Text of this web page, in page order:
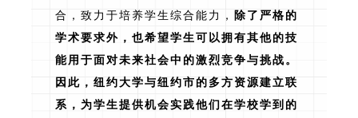
合，致力于培养学生综合能力， 除了严格的
学术要求外，也希望学生可以拥有其他的技
能用于面对未来社会中的激烈竞争与挑战。
因此，纽约大学与纽约市的多方资源建立联
系，为学生提供机会实践他们在学校学到的